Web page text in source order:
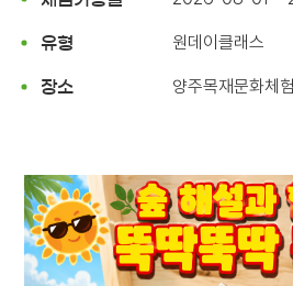
유형 원데이클래스
장소 양주목재문화체